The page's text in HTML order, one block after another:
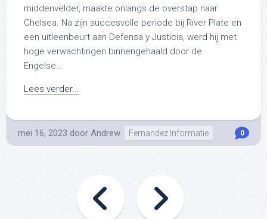
middenvelder, maakte onlangs de overstap naar
Chelsea. Na zijn succesvolle periode bij River Plate en
een uitleenbeurt aan Defensa y Justicia, werd hij met
hoge verwachtingen binnengehaald door de
Engelse...
Lees verder...
mei 16, 2023 door Andrew Fernandez Informatie 0